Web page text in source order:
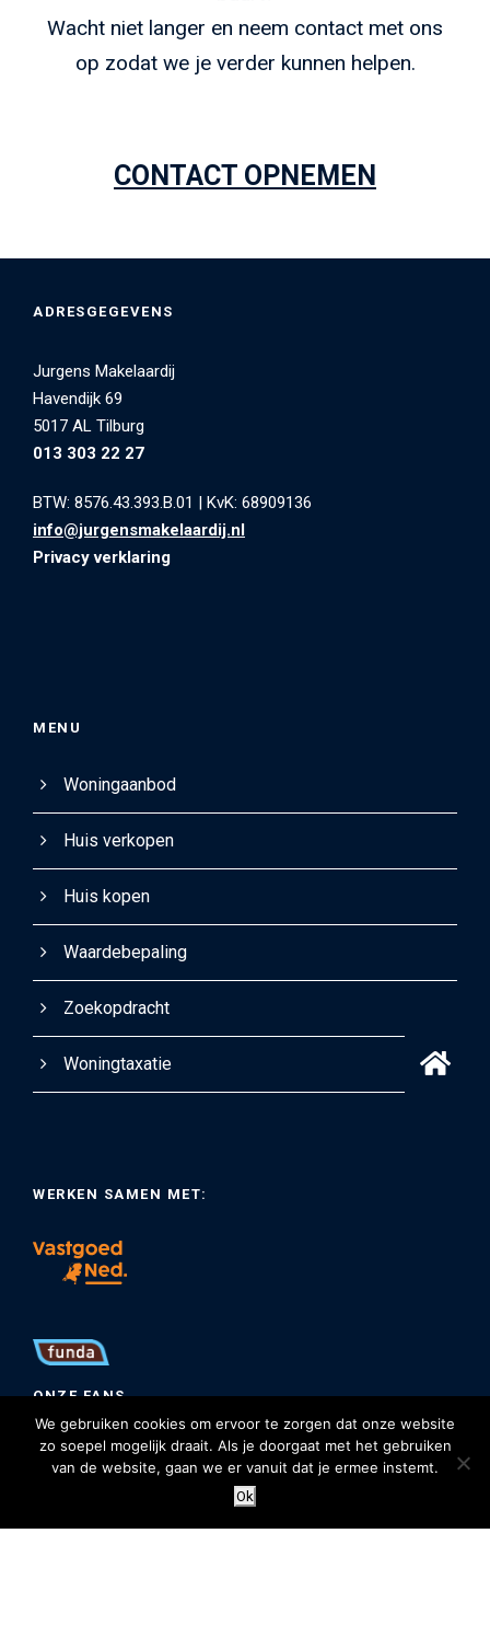
Wacht niet langer en neem contact met ons
op zodat we je verder kunnen helpen.
CONTACT OPNEMEN
ADRESGEGEVENS
Jurgens Makelaardij
Havendijk 69
5017 AL Tilburg
013 303 22 27
BTW: 8576.43.393.B.01 | KvK: 68909136
info@jurgensmakelaardij.nl
Privacy verklaring
MENU
Woningaanbod
Huis verkopen
Huis kopen
Waardebepaling
Zoekopdracht
Woningtaxatie
WERKEN SAMEN MET:
ONZE FANS
We gebruiken cookies om ervoor te zorgen dat onze website
zo soepel mogelijk draait. Als je doorgaat met het gebruiken
van de website, gaan we er vanuit dat je ermee instemt.
Ok